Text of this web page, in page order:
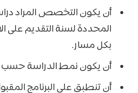
أن يكون التخصص المراد
المحددة لسنة التقديم على
بكل مسار.
أن يكون نمط الدراسة
أن تنطبق على البرنامج